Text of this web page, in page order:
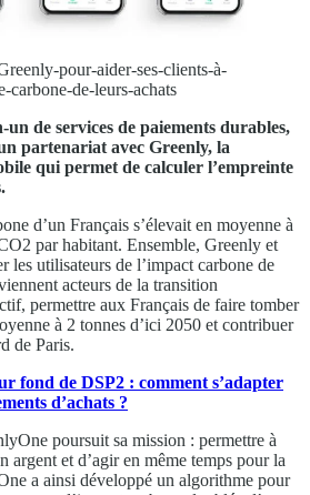
pour-aider-ses-clients-à-
carbone-de-leurs-achats
de services de paiements durables,
partenariat avec Greenly, la
qui permet de calculer l’empreinte
d’un Français s’élevait en moyenne à
par habitant. Ensemble, Greenly et
les utilisateurs de l’impact carbone de
acteurs de la transition
permettre aux Français de faire tomber
à 2 tonnes d’ici 2050 et contribuer
de Paris.
fond de DSP2 : comment s’adapter
d’achats ?
poursuit sa mission : permettre à
argent et d’agir en même temps pour la
a ainsi développé un algorithme pour